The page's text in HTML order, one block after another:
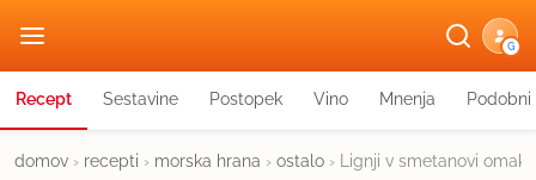
G
Recept Sestavine Postopek Vino Mnenja
domov › recepti › morska hrana › ostalo › Lignji v smetanovi omaki